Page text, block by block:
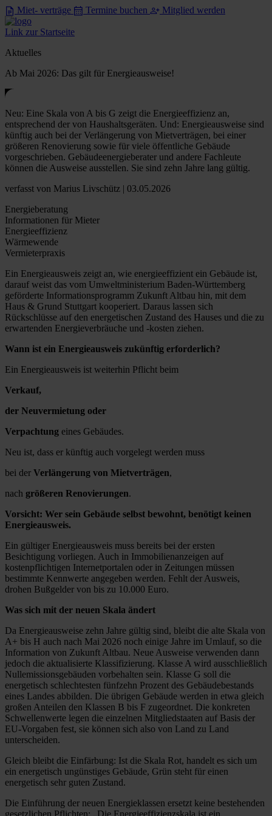
Miet- verträge Termine buchen Mitglied werden
Link zur Startseite
Aktuelles
Ab Mai 2026: Das gilt für Energieausweise!
Neu: Eine Skala von A bis G zeigt die Energieeffizienz an,
entsprechend der von Haushaltsgeräten. Und: Energieausweise sind
künftig auch bei der Verlängerung von Mietverträgen, bei einer
größeren Renovierung sowie für viele öffentliche Gebäude
vorgeschrieben. Gebäudeenergieberater und andere Fachleute
können die Ausweise ausstellen. Sie sind zehn Jahre lang gültig.
verfasst von Marius Livschütz | 03.05.2026
Energieberatung
Informationen für Mieter
Energieeffizienz
Wärmewende
Vermieterpraxis
Ein Energieausweis zeigt an, wie energieeffizient ein Gebäude ist,
darauf weist das vom Umweltministerium Baden-Württemberg
geförderte Informationsprogramm Zukunft Altbau hin, mit dem
Haus & Grund Stuttgart kooperiert. Daraus lassen sich
Rückschlüsse auf den energetischen Zustand des Hauses und die zu
erwartenden Energieverbräuche und -kosten ziehen.
Wann ist ein Energieausweis zukünftig erforderlich?
Ein Energieausweis ist weiterhin Pflicht beim
Verkauf,
der Neuvermietung oder
Verpachtung eines Gebäudes.
Neu ist, dass er künftig auch vorgelegt werden muss
bei der Verlängerung von Mietverträgen,
nach größeren Renovierungen.
Vorsicht: Wer sein Gebäude selbst bewohnt, benötigt keinen
Energieausweis.
Ein gültiger Energieausweis muss bereits bei der ersten
Besichtigung vorliegen. Auch in Immobilienanzeigen auf
kostenpflichtigen Internetportalen oder in Zeitungen müssen
bestimmte Kennwerte angegeben werden. Fehlt der Ausweis,
drohen Bußgelder von bis zu 10.000 Euro.
Was sich mit der neuen Skala ändert
Da Energieausweise zehn Jahre gültig sind, bleibt die alte Skala von
A+ bis H auch nach Mai 2026 noch einige Jahre im Umlauf, so die
Information von Zukunft Altbau. Neue Ausweise verwenden dann
jedoch die aktualisierte Klassifizierung. Klasse A wird ausschließlich
Nullemissionsgebäuden vorbehalten sein. Klasse G soll die
energetisch schlechtesten fünfzehn Prozent des Gebäudebestands
eines Landes abbilden. Die übrigen Gebäude werden in etwa gleich
großen Anteilen den Klassen B bis F zugeordnet. Die konkreten
Schwellenwerte legen die einzelnen Mitgliedstaaten auf Basis der
EU-Vorgaben fest, sie können sich also von Land zu Land
unterscheiden.
Gleich bleibt die Einfärbung: Ist die Skala Rot, handelt es sich um
ein energetisch ungünstiges Gebäude, Grün steht für einen
energetisch sehr guten Zustand.
Die Einführung der neuen Energieklassen ersetzt keine bestehenden
gesetzlichen Pflichten: „Die Energieeffizienzskala ist ein